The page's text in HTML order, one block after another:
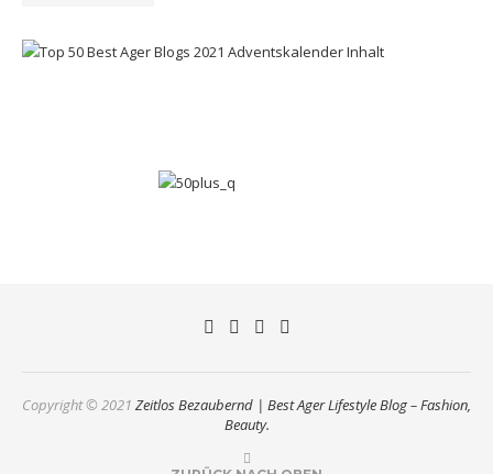
Copyright © 2021 Zeitlos Bezaubernd | Best Ager Lifestyle Blog – Fashion,
Beauty.